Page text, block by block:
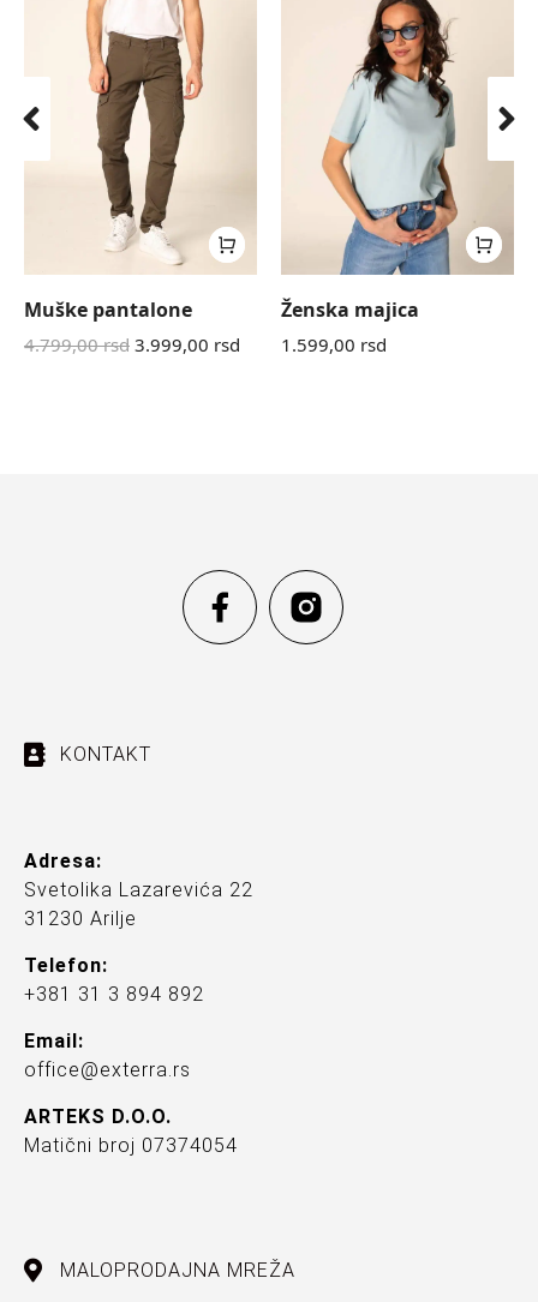
Muške pantalone
4.799,00rsd 3.999,00 rsd
Ženska majica
1.599,00 rsd
KONTAKT
Adresa:
Svetolika Lazarevića 22
31230 Arilje
Telefon:
+381 31 3 894 892
Email:
office@exterra.rs
ARTEKS D.O.O.
Matični broj 07374054
MALOPRODAJNA MREŽA